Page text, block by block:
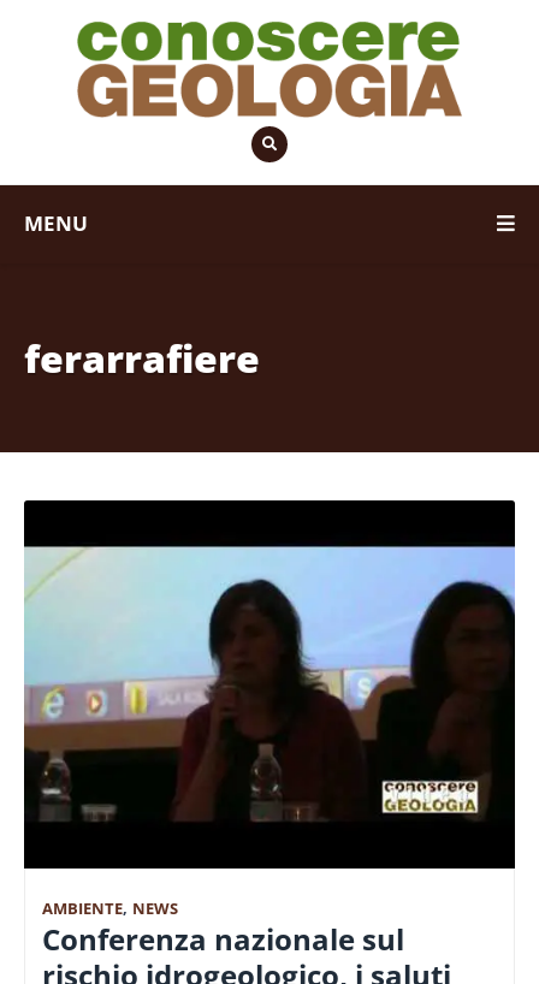
MENU
ferarrafiere
AMBIENTE, NEWS
Conferenza nazionale sul
rischio idrogeologico, i saluti